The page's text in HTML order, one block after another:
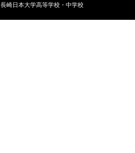
長崎日本大学高等学校・中学校